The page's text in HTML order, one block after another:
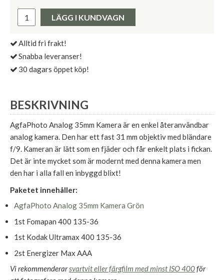
Pris:
LÄGG I KUNDVAGN
Alltid fri frakt!
Snabba leveranser!
30 dagars öppet köp!
BESKRIVNING
AgfaPhoto Analog 35mm Kamera är en enkel återanvändbar
analog kamera. Den har ett fast 31 mm objektiv med bländare
f/9. Kameran är lätt som en fjäder och får enkelt plats i fickan.
Det är inte mycket som är modernt med denna kamera men
den har i alla fall en inbyggd blixt!
Paketet innehåller:
AgfaPhoto Analog 35mm Kamera Grön
1st Fomapan 400 135-36
1st Kodak Ultramax 400 135-36
2st Energizer Max AAA
Vi rekommenderarsvartvit eller färgfilm med minst ISO 400för